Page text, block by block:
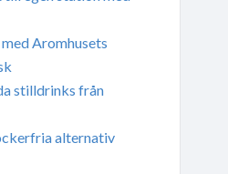
Aromhusets
stilldrinks från
alternativ